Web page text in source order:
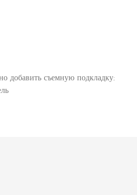
добавить съемную подкладку;